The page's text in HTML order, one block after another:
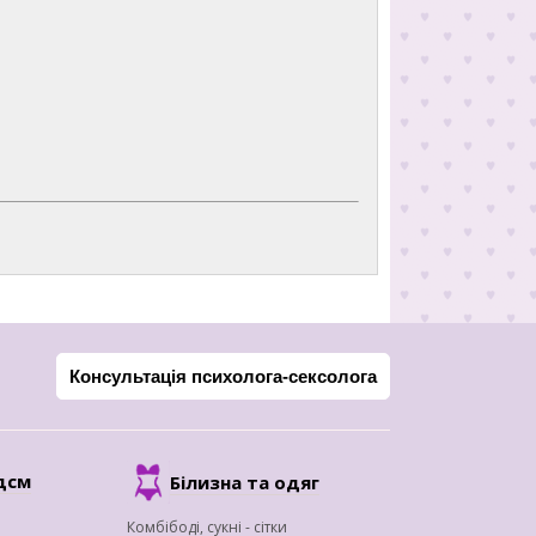
Консультація психолога-сексолога
Білизна та одяг
Комбібоді, сукні - сітки